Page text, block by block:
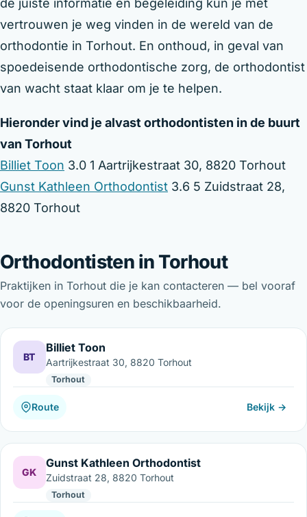
de juiste informatie en begeleiding kun je met
vertrouwen je weg vinden in de wereld van de
orthodontie in Torhout. En onthoud, in geval van
spoedeisende orthodontische zorg, de orthodontist
van wacht staat klaar om je te helpen.
Hieronder vind je alvast orthodontisten in de buurt
van Torhout
Billiet Toon 3.0 1 Aartrijkestraat 30, 8820 Torhout
Gunst Kathleen Orthodontist 3.6 5 Zuidstraat 28,
8820 Torhout
Orthodontisten in Torhout
Praktijken in Torhout die je kan contacteren — bel vooraf
voor de openingsuren en beschikbaarheid.
BT
Billiet Toon
Aartrijkestraat 30, 8820 Torhout
Torhout
Route Bekijk →
GK
Gunst Kathleen Orthodontist
Zuidstraat 28, 8820 Torhout
Torhout